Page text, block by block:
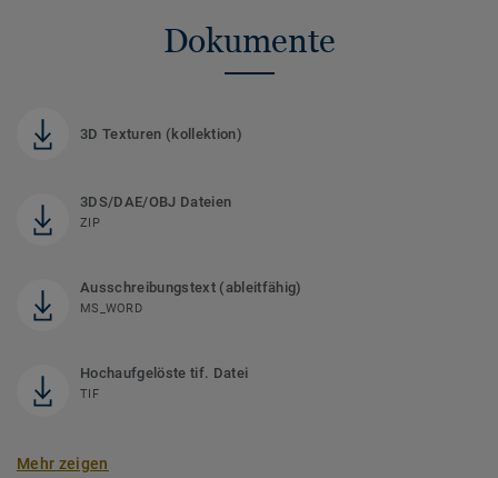
Dokumente
3D Texturen (kollektion)
3DS/DAE/OBJ Dateien
ZIP
Ausschreibungstext (ableitfähig)
MS_WORD
Hochaufgelöste tif. Datei
TIF
Mehr zeigen